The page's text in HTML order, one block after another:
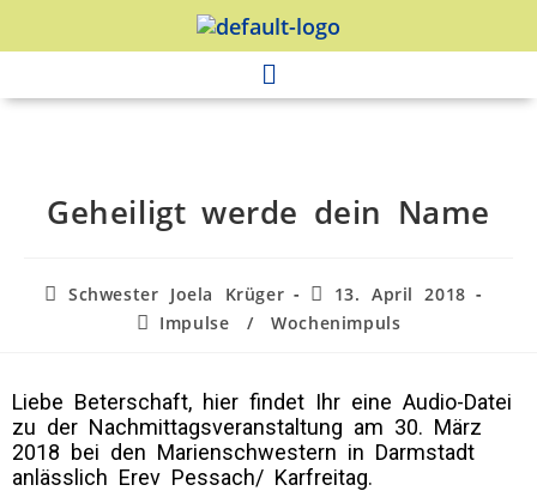
Geheiligt werde dein Name
Schwester Joela Krüger
13. April 2018
Impulse
/ Wochenimpuls
Liebe Beterschaft, hier findet Ihr eine Audio-Datei
zu der Nachmittagsveranstaltung am 30. März
2018 bei den Marienschwestern in Darmstadt
anlässlich Erev Pessach/ Karfreitag.